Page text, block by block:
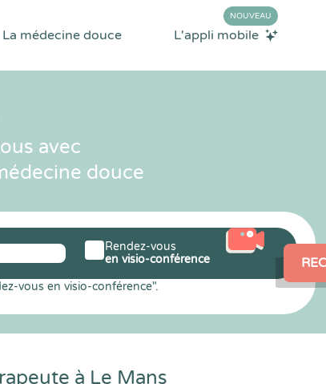
La médecine douce L'appli mobile
NOUVEAU
avec
douce
vous en visio-conférence".
Rendez-vous
en visio-conférence
à Le Mans